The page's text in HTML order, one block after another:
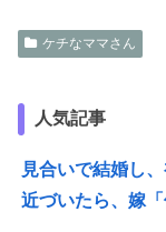
ケチなママさん
人気記事
見合いで結婚し
近づいたら、嫁